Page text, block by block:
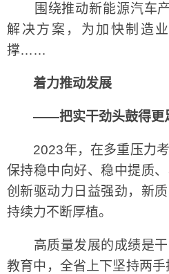
围绕推动新能源汽车产
解决方案，为加快制造
撑……
着力推动发展
——把实干劲头鼓得更足
2023年，在多重压力考
保持稳中向好、稳中提质
创新驱动力日益强劲，新
持续力不断厚植。
高质量发展的成绩是干
教育中，全省上下坚持两